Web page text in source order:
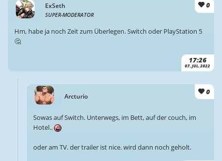
ExSeth
SUPER-MODERATOR
0
17:26
07. JUL. 2022
Hm, habe ja noch Zeit zum Überlegen. Switch oder PlayStation 5
🤔
Arcturio
0
Sowas auf Switch. Unterwegs, im Bett, auf der couch, im
Hotel..
oder am TV. der trailer ist nice. wird dann noch geholt.